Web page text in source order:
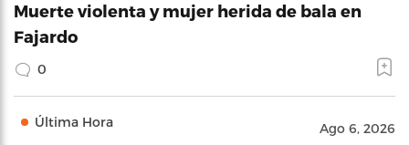
Muerte violenta y mujer herida de bala en
Fajardo
0
Última Hora Ago 6, 2026